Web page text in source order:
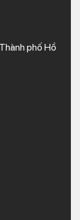
phố Hồ